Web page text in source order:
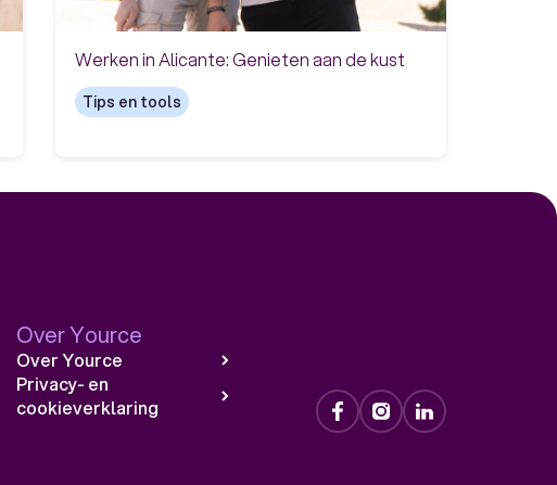
Werken in Alicante: Genieten aan de kust
Tips en tools
Over Yource
Over Yource
Privacy- en
cookieverklaring